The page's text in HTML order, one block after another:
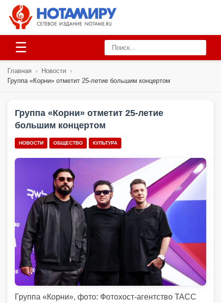
☰
Главная › Новости ›
Группа «Корни» отметит 25-летие большим концертом
Группа «Корни» отметит 25-летие
большим концертом
НОВОСТИ ОБЩЕСТВО КУЛЬТУРА
Группа «Корни», фото: Фотохост-агентство ТАСС